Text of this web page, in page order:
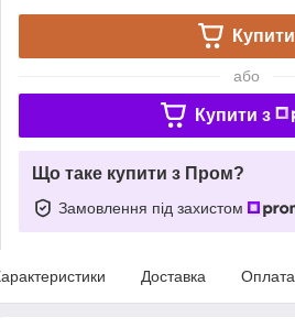
Купити
або
Купити з
Що таке купити з Пром?
Замовлення під захистом
Доставка Оплата